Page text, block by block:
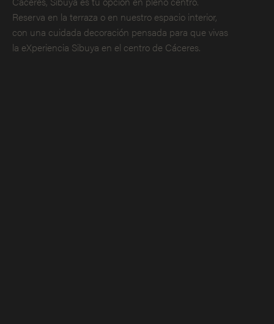
Reserva en la terraza o en nuestro espacio interior,
con una cuidada decoración pensada para que vivas
la eXperiencia Sibuya en el centro de Cáceres.